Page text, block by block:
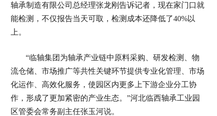
轴承制造有限公司总经理张龙刚告诉记者，现在家门口就
能检测，不仅报告当天可取，检测成本还降低了40%以
上。
“临轴集团为轴承产业链中原料采购、研发检测、物
流仓储、市场推广等共性关键环节提供专业化管理、市场
化运作、高效化服务，使园区内更多上下游企业分工协
作，形成了更加紧密的产业生态。”河北临西轴承工业园
区管委会常务副主任张玉河说。